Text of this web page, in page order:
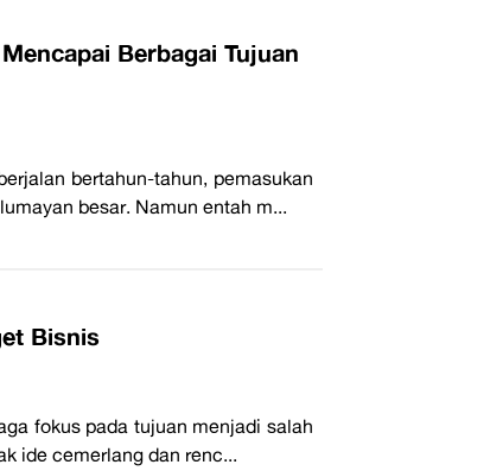
Berbagai Tujuan
bertahun-tahun, pemasukan
besar. Namun entah m...
Bisnis
fokus pada tujuan menjadi salah
ide cemerlang dan renc...